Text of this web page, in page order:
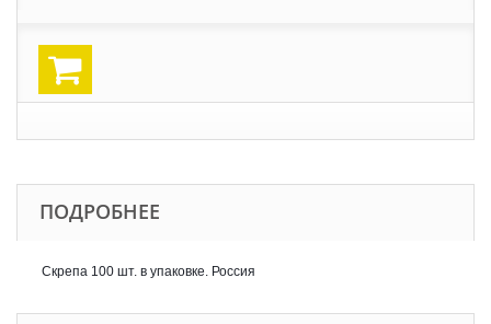
ПОДРОБНЕЕ
Скрепа 100 шт. в упаковке. Россия